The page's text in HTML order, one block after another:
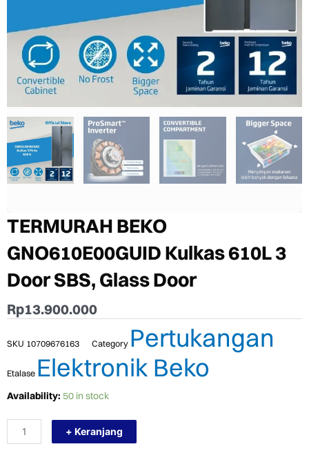
TERMURAH BEKO
GNO610E00GUID Kulkas 610L 3
Door SBS, Glass Door
Rp13.900.000
SKU 10709676163 Category Pertukangan
Etalase Elektronik Beko
Availability: 50 in stock
TERMURAH
GNO610E00GUID
Kulkas
610L
+ Keranjang